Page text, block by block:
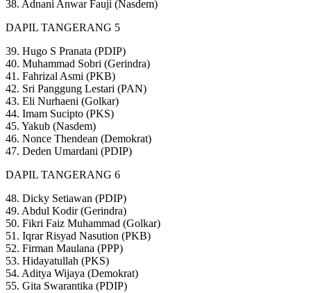
38. Adnani Anwar Fauji (Nasdem)
DAPIL TANGERANG 5
39. Hugo S Pranata (PDIP)
40. Muhammad Sobri (Gerindra)
41. Fahrizal Asmi (PKB)
42. Sri Panggung Lestari (PAN)
43. Eli Nurhaeni (Golkar)
44. Imam Sucipto (PKS)
45. Yakub (Nasdem)
46. Nonce Thendean (Demokrat)
47. Deden Umardani (PDIP)
DAPIL TANGERANG 6
48. Dicky Setiawan (PDIP)
49. Abdul Kodir (Gerindra)
50. Fikri Faiz Muhammad (Golkar)
51. Iqrar Risyad Nasution (PKB)
52. Firman Maulana (PPP)
53. Hidayatullah (PKS)
54. Aditya Wijaya (Demokrat)
55. Gita Swarantika (PDIP)